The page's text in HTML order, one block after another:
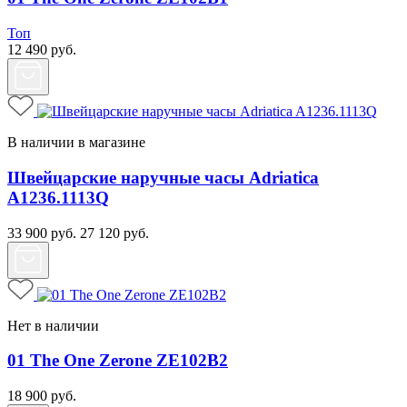
Топ
12 490 руб.
В наличии в магазине
Швейцарские наручные часы Adriatica
A1236.1113Q
33 900 руб. 27 120 руб.
Нет в наличии
01 The One Zerone ZE102B2
18 900 руб.